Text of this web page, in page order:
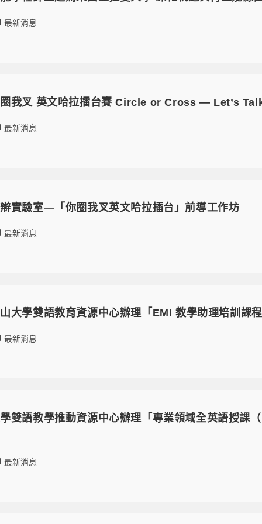
最新消息
圈我叉 英文哈拉擂台賽 Circle or Cross — Let’s
最新消息
實驗室—「你圈我叉英文哈拉擂台」前導工作坊
最新消息
大學雙語教育資源中心辦理「EMI 教學助理培訓課
最新消息
雙語教學推動資源中心辦理「專業領域全英語授課
最新消息